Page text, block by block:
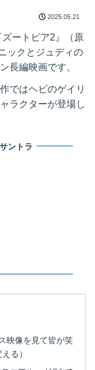
2025.05.21
ートピア2』（原
ックとジュディの
長編映画です。
ではヘビのゲイリ
ラクターが登場し
ントラ
映像を見て皆が笑
る）